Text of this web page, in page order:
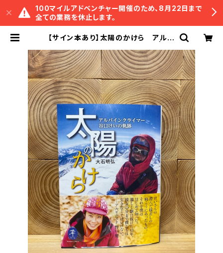
100マイルアドベンチャー開催のため、8月22日まで
全ての業務を休止します。
【サイン本あり】太陽のかけら アルパ
険研究所書店